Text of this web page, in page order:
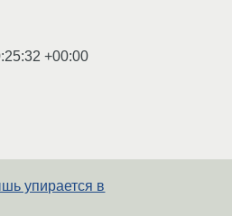
+00:00
упирается в